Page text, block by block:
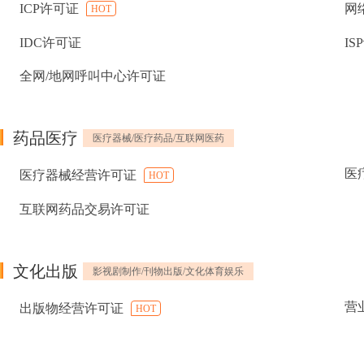
ICP许可证 HOT 网
IDC许可证
全网/地网呼叫中心许可证
药品医疗 医疗器械/医疗药品/互联网医药
医疗器械经营许可证 HOT 医
互联网药品交易许可证
文化出版 影视剧制作/刊物出版/文化体育娱乐
出版物经营许可证 HOT 营